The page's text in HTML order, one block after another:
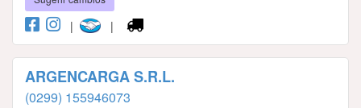
| |
ARGENCARGA S.R.L.
(0299) 155946073